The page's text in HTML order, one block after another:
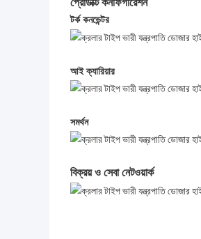
প্রোডাক্ট কনফিগারেশন
টর্ক কনভেন্টর
আই ক্যারিয়ার
সমর্থন
বিক্রয় ও সেবা নেটওয়ার্ক